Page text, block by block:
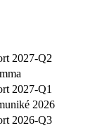
2027-Q2
2027-Q1
2026
2026-Q3